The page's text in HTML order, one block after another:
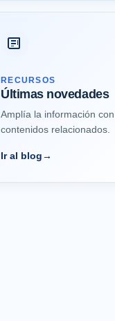
RECURSOS
Últimas novedades
Amplía la información
contenidos relacionados.
Ir al blog→